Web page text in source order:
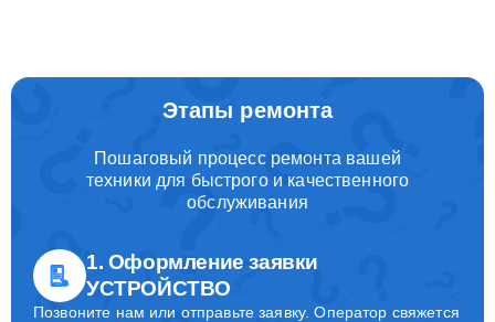
Этапы ремонта
Пошаговый процесс ремонта вашей
техники для быстрого и качественного
обслуживания
1. Оформление заявки
УСТРОЙСТВО
Позвоните нам или отправьте заявку. Оператор свяжется